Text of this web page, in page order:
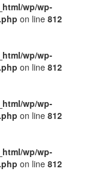
wp/wp-
on line 812
wp/wp-
on line 812
wp/wp-
on line 812
wp/wp-
on line 812